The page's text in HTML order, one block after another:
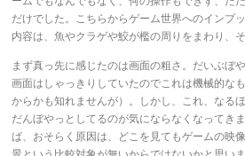
だけでした。こちらからゲーム世界へのインプ
内容は、魚やクラゲや鮫が檻の周りをまわり、
まず真っ先に感じたのは画面の粗さ。だいぶぼ
画面はしゃっきりしていたのでこれは機械的な
からかも知れませんが）。しかし、これ、なる
だんぼやっとしてるのが気にならなくなってき
ば、おそらく原因は、どこを見てもゲームの映